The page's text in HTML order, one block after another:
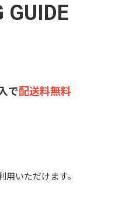
GUIDE
で配送料無料
いただけます。